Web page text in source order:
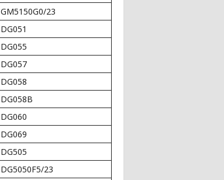
GM5150G0/23
DG051
DG055
DG057
DG058
DG058B
DG060
DG069
DG505
DG5050F5/23